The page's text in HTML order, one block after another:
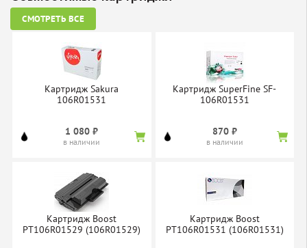
СМОТРЕТЬ ВСЕ
Картридж Sakura
106R01531
1 080 ₽
в наличии
Картридж SuperFine SF-
106R01531
870 ₽
в наличии
Картридж Boost
PT106R01529 (106R01529)
Картридж Boost
PT106R01531 (106R01531)